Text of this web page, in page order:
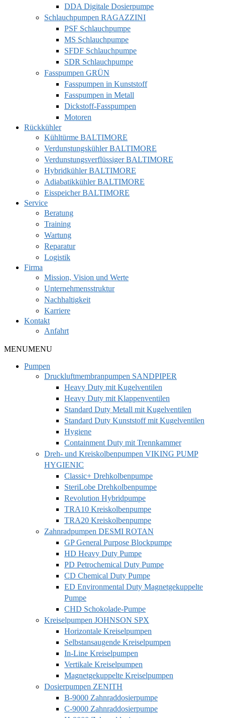
DDA Digitale Dosierpumpe
Schlauchpumpen RAGAZZINI
PSF Schlauchpumpe
MS Schlauchpumpe
SFDF Schlauchpumpe
SDR Schlauchpumpe
Fasspumpen GRÜN
Fasspumpen in Kunststoff
Fasspumpen in Metall
Dickstoff-Fasspumpen
Motoren
Rückkühler
Kühltürme BALTIMORE
Verdunstungskühler BALTIMORE
Verdunstungsverflüssiger BALTIMORE
Hybridkühler BALTIMORE
Adiabatikkühler BALTIMORE
Eisspeicher BALTIMORE
Service
Beratung
Training
Wartung
Reparatur
Logistik
Firma
Mission, Vision und Werte
Unternehmensstruktur
Nachhaltigkeit
Karriere
Kontakt
Anfahrt
MENUMENU
Pumpen
Druckluftmembranpumpen SANDPIPER
Heavy Duty mit Kugelventilen
Heavy Duty mit Klappenventilen
Standard Duty Metall mit Kugelventilen
Standard Duty Kunststoff mit Kugelventilen
Hygiene
Containment Duty mit Trennkammer
Dreh- und Kreiskolbenpumpen VIKING PUMP
HYGIENIC
Classic+ Drehkolbenpumpe
SteriLobe Drehkolbenpumpe
Revolution Hybridpumpe
TRA10 Kreiskolbenpumpe
TRA20 Kreiskolbenpumpe
Zahnradpumpen DESMI ROTAN
GP General Purpose Blockpumpe
HD Heavy Duty Pumpe
PD Petrochemical Duty Pumpe
CD Chemical Duty Pumpe
ED Environmental Duty Magnetgekuppelte
Pumpe
CHD Schokolade-Pumpe
Kreiselpumpen JOHNSON SPX
Horizontale Kreiselpumpen
Selbstansaugende Kreiselpumpen
In-Line Kreiselpumpen
Vertikale Kreiselpumpen
Magnetgekuppelte Kreiselpumpen
Dosierpumpen ZENITH
B-9000 Zahnraddosierpumpe
C-9000 Zahnraddosierpumpe